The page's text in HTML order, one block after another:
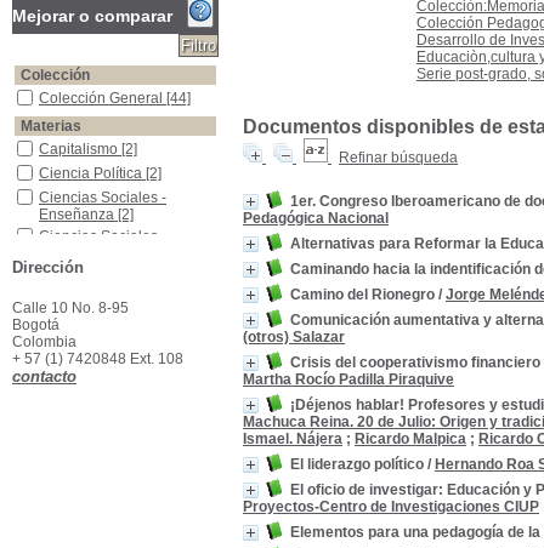
Colección
Desarrollo de
Educaciòn,cultura
Serie post-grado,
Documentos disponibles de
Refinar búsqueda
1er. Congreso Iberoamericano de
Pedagógica Nacional
Alternativas para Reformar la
Caminando hacia la indentificación
Camino del Rionegro / Jorge
Comunicación aumentativa y
(otros) Salazar
Crisis del cooperativismo financiero
Martha Rocío Padilla Piraquive
¡Déjenos hablar! Profesores y
Machuca Reina. 20 de Julio: Origen y
Ismael. Nájera ; Ricardo Malpica ; Ricardo
El liderazgo político / Hernando Roa
El oficio de investigar: Educación y
Proyectos-Centro de Investigaciones CIUP
Elementos para una pedagogía de
Mejorar o comparar
Colección
Colección General
Colección General [44]
Materias
Capitalismo
Capitalismo [2]
Ciencia Política
Ciencia Política [2]
Ciencias Sociales -Enseñanza
Ciencias Sociales -
Enseñanza [2]
Ciencias Sociales -Metodología
Ciencias Sociales -
Educación -América Latina
Educación -América
Educación -Historia -Sigloo XVIII
Educación -Historia -
Sigloo XVIII
Geopolítica
Geopolítica[2]
Imperialismo
Imperialismo
Acciones colectivas-- Bogotá (Colombia)
Dirección
Calle 10 No. 8-95
Bogotá
Colombia
+ 57 (1) 7420848 Ext. 108
contacto